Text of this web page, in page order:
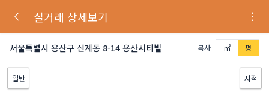
실거래 상세보기
서울특별시 용산구 신계동 8-14 용산시티빌 복사 ㎡ 평
일반 지적